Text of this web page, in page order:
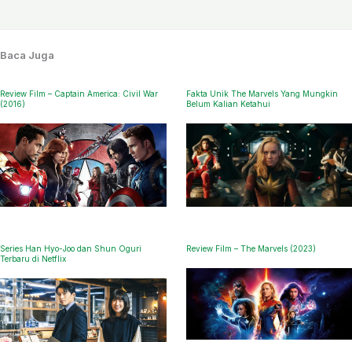
Baca Juga
Review Film – Captain America: Civil War
(2016)
Fakta Unik The Marvels Yang Mungkin
Belum Kalian Ketahui
Series Han Hyo-Joo dan Shun Oguri
Terbaru di Netflix
Review Film – The Marvels (2023)